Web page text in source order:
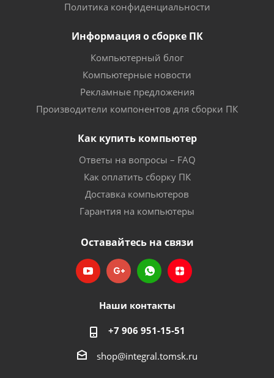
Политика конфиденциальности
Информация о сборке ПК
Компьютерный блог
Компьютерные новости
Рекламные предложения
Производители компонентов для сборки ПК
Как купить компьютер
Ответы на вопросы – FAQ
Как оплатить сборку ПК
Доставка компьютеров
Гарантия на компьютеры
Оставайтесь на связи
Наши контакты
+7 906 951-15-51
shop@integral.tomsk.ru